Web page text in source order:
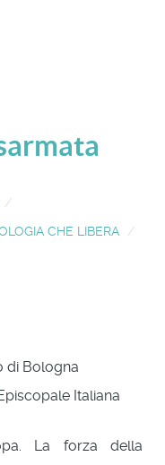
CHE LIBERA
di Bologna
Italiana
La forza della